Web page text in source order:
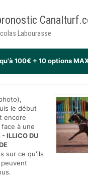
Labourasse
100€ + 10 options
le début
encore
à une
- ILLICO DU
sur ce qu'ils